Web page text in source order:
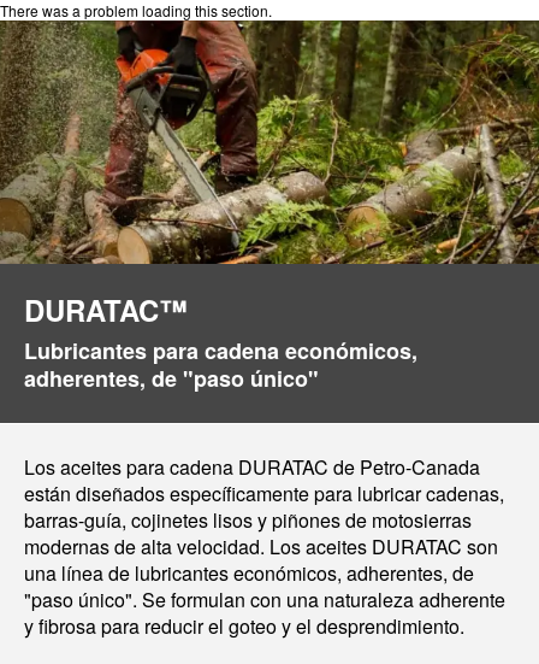
There was a problem loading this section.
DURATAC™
Lubricantes para cadena económicos,
adherentes, de "paso único"
Los aceites para cadena DURATAC de Petro-Canada
están diseñados específicamente para lubricar cadenas,
barras-guía, cojinetes lisos y piñones de motosierras
modernas de alta velocidad. Los aceites DURATAC son
una línea de lubricantes económicos, adherentes, de
"paso único". Se formulan con una naturaleza adherente
y fibrosa para reducir el goteo y el desprendimiento.